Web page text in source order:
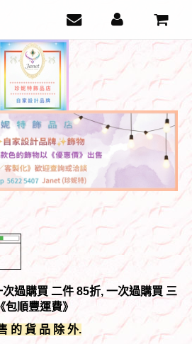
過購買 二件 85折, 一次過購買 三
順豐運費》
的 貨 品 除 外.